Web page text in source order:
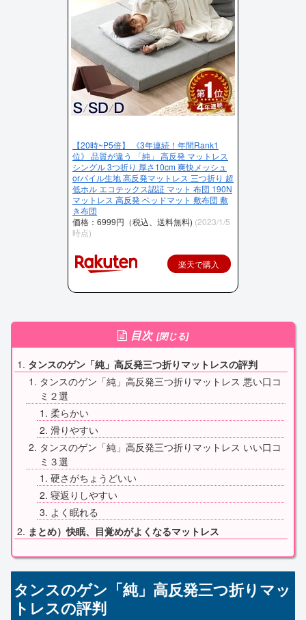
【20時~P5倍】 《3年連続！年間Rank1
位》 品質が違う 「純」 高反発 マットレス
シングル 3つ折り 厚さ10cm 爽快メッシュ
orパイル生地 高反発マットレス 三つ折り 超
低ホル エコテックス認証 マット 布団 190N
マットレス 高反発 ベッドマット 敷布団 敷
き布団
価格：6999円（税込、送料無料) (2023/1/5
時点)
楽天で購入
目次
タンスのゲン「純」高反発三つ折りマットレスの評判
タンスのゲン「純」高反発三つ折りマットレス 悪い口コ
ミ２選
柔らかい
滑りやすい
タンスのゲン「純」高反発三つ折りマットレス いい口コ
ミ３選
硬さがちょうどいい
寝返りしやすい
よく眠れる
まとめ）快眠、目覚めがよくなるマットレス
タンスのゲン「純」高反発三つ折りマッ
トレスの評判